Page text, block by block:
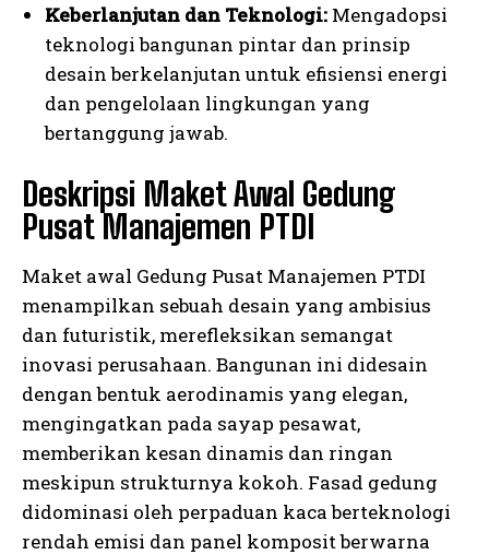
Keberlanjutan dan Teknologi: Mengadopsi
teknologi bangunan pintar dan prinsip
desain berkelanjutan untuk efisiensi energi
dan pengelolaan lingkungan yang
bertanggung jawab.
Deskripsi Maket Awal Gedung
Pusat Manajemen PTDI
Maket awal Gedung Pusat Manajemen PTDI
menampilkan sebuah desain yang ambisius
dan futuristik, merefleksikan semangat
inovasi perusahaan. Bangunan ini didesain
dengan bentuk aerodinamis yang elegan,
mengingatkan pada sayap pesawat,
memberikan kesan dinamis dan ringan
meskipun strukturnya kokoh. Fasad gedung
didominasi oleh perpaduan kaca berteknologi
rendah emisi dan panel komposit berwarna